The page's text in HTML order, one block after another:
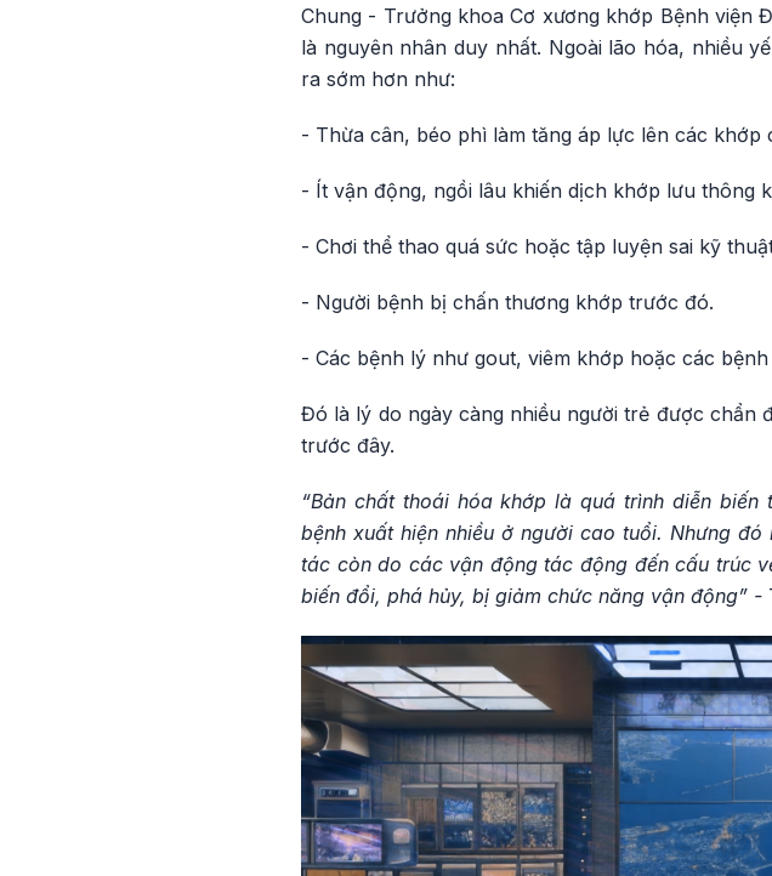
Chung - Trưởng khoa Cơ xương khớp Bệnh viện
là nguyên nhân duy nhất. Ngoài lão hóa, nhiều
ra sớm hơn như:
- Thừa cân, béo phì làm tăng áp lực lên các khớp
- Ít vận động, ngồi lâu khiến dịch khớp lưu thông
- Chơi thể thao quá sức hoặc tập luyện sai kỹ
- Người bệnh bị chấn thương khớp trước đó.
- Các bệnh lý như gout, viêm khớp hoặc các
Đó là lý do ngày càng nhiều người trẻ được chẩn
trước đây.
“Bản chất thoái hóa khớp là quá trình diễn
bệnh xuất hiện nhiều ở người cao tuổi. Nhưng
tác còn do các vận động tác động đến cấu trúc
biến đổi, phá hủy, bị giảm chức năng vận động” -